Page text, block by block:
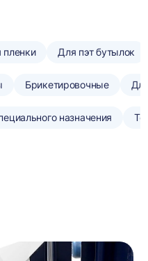
пленки Для пэт бутылок
Брикетировочные
назначения